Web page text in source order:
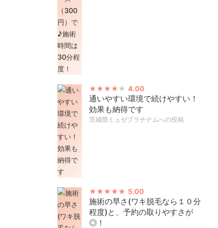
4.00
通いやすい環境で続けやすい！
効果も納得です
茨城県ミュゼプラチナムへの投稿
5.00
施術の早さ(ワキ脱毛なら１０分
程度)と、予約の取りやすさが
◎！